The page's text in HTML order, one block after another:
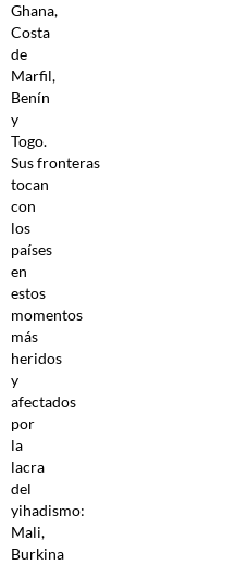
Ghana,
Costa
de
Marfil,
Benín
y
Togo.
Sus fronteras
tocan
con
los
países
en
estos
momentos
más
heridos
y
afectados
por
la
lacra
del
yihadismo:
Mali,
Burkina